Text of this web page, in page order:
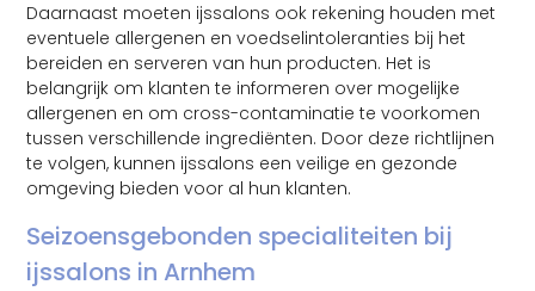
Daarnaast moeten ijssalons ook rekening houden met
eventuele allergenen en voedselintoleranties bij het
bereiden en serveren van hun producten. Het is
belangrijk om klanten te informeren over mogelijke
allergenen en om cross-contaminatie te voorkomen
tussen verschillende ingrediënten. Door deze richtlijnen
te volgen, kunnen ijssalons een veilige en gezonde
omgeving bieden voor al hun klanten.
Seizoensgebonden specialiteiten bij
ijssalons in Arnhem